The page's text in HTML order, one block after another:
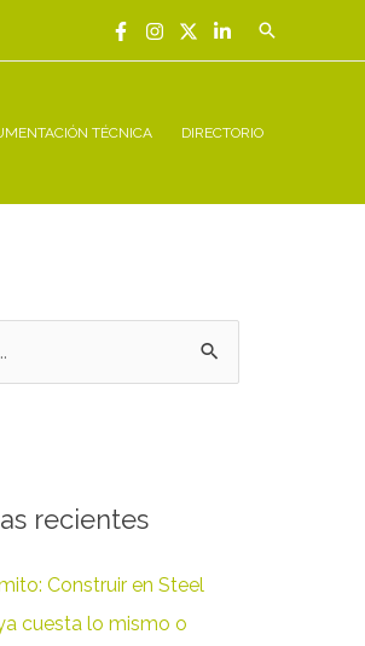
Buscar
TÉCNICA DIRECTORIO
recientes
Construir en Steel
cuesta lo mismo o